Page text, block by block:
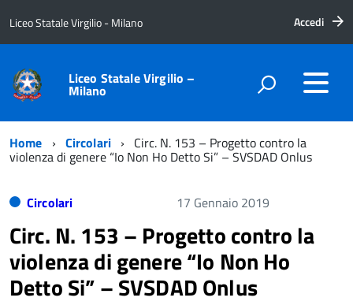
Liceo Statale Virgilio - Milano Accedi
Liceo Statale Virgilio –
Milano
Home Circolari Circ. N. 153 – Progetto contro la
violenza di genere “Io Non Ho Detto Si” – SVSDAD Onlus
Circolari 17 Gennaio 2019
Circ. N. 153 – Progetto contro la
violenza di genere “Io Non Ho
Detto Si” – SVSDAD Onlus